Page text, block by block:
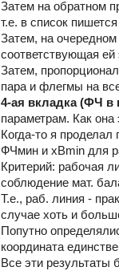
Затем на обратном
т.е. в список
Затем, на очередном
соответствующая
Затем,
пара и флегмы на
4-ая вкладка (ФЧ в
параметрам. Как она
Когда-то я
ФЧмин и xBmin для
Критерий: рабочая
соблюдение мат.
Т.е., раб. линия -
случае хоть и
Попутно
координата
Все эти результаты